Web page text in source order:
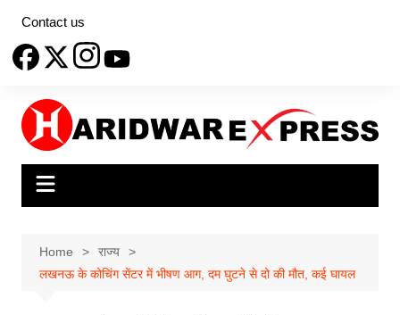
content
Contact us
Home
राज्य
लखनऊ के कोचिंग सेंटर में भीषण आग, दम घुटने से दो की मौत, कई घायल